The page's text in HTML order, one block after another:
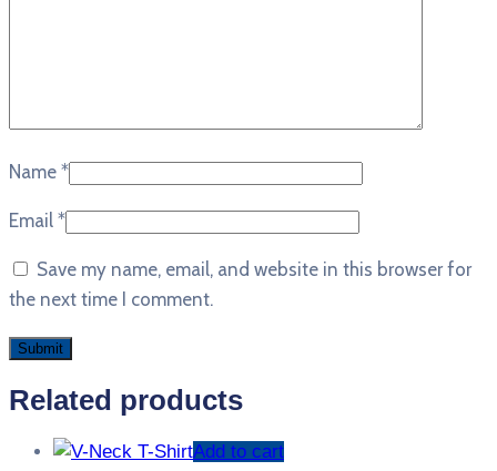
Name *
Email *
Save my name, email, and website in this browser for
the next time I comment.
Related products
Add to cart